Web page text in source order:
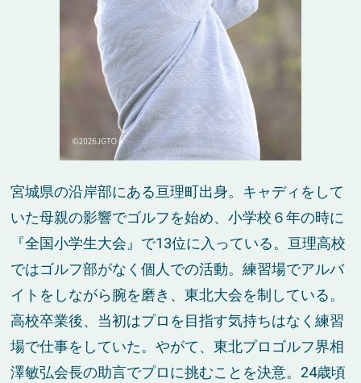
宮城県の沿岸部にある亘理町出身。キャディをして
いた母親の影響でゴルフを始め、小学校６年の時に
『全国小学生大会』で13位に入っている。亘理高校
ではゴルフ部がなく個人での活動。練習場でアルバ
イトをしながら腕を磨き、東北大会を制している。
高校卒業後、当初はプロを目指す気持ちはなく練習
場で仕事をしていた。やがて、東北プロゴルフ界相
澤敏弘会長の助言でプロに挑むことを決意。24歳頃